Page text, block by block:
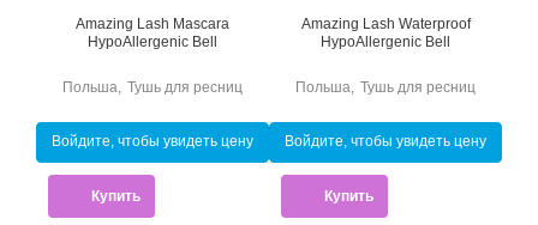
Amazing Lash Mascara
HypoAllergenic Bell
Тушь для ресниц
Польша
Войдите, чтобы увидеть цену
Купить
Amazing Lash Waterproof
HypoAllergenic Bell
Тушь для ресниц
Польша
Войдите, чтобы увидеть цену
Купить